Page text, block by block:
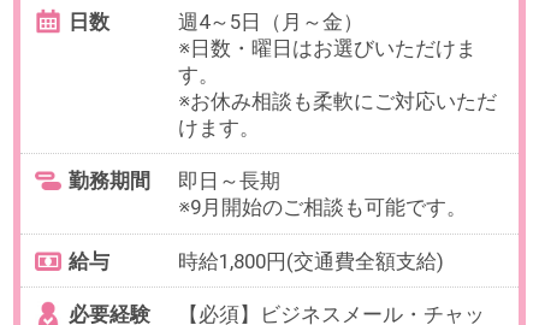
残業 ありません。
週2日（木・金・土・日から選択）
※日数・曜日はお選びいただけま
※お休み相談も柔軟にご対応いただ
けます。
※9月開始のご相談も可能です。
時給1,900円(交通費全額支給)
必要経験
【必須】電話でのお客様対応経験
（発信・受信問わず）、PC入力経